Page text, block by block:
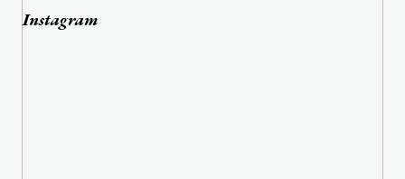
Instagram